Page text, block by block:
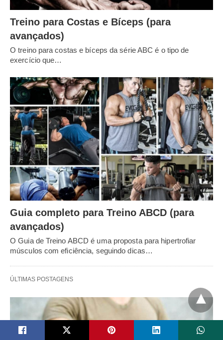
Treino para Costas e Bíceps (para
avançados)
O treino para costas e bíceps da série ABC é o tipo de
exercício que…
Guia completo para Treino ABCD (para
avançados)
O Guia de Treino ABCD é uma proposta para hipertrofiar
músculos com eficiência, seguindo dicas…
ÚLTIMAS POSTAGENS